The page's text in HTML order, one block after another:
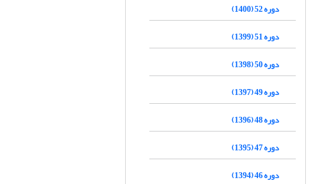
دوره 52 (1400)
دوره 51 (1399)
دوره 50 (1398)
دوره 49 (1397)
دوره 48 (1396)
دوره 47 (1395)
دوره 46 (1394)